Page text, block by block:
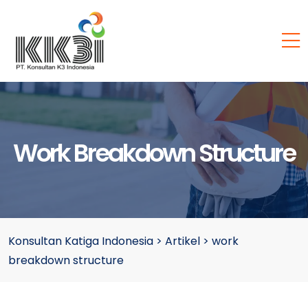
Work Breakdown Structure
Konsultan Katiga Indonesia > Artikel > work
breakdown structure